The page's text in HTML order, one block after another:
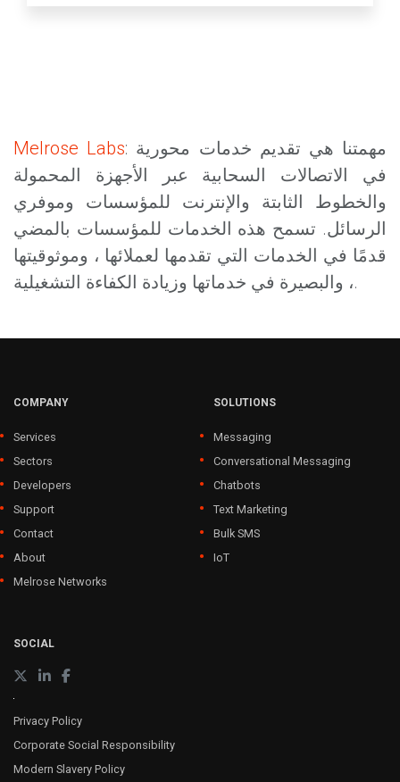
Melrose Labs: مهمتنا هي تقديم خدمات محورية
في الاتصالات السحابية عبر الأجهزة المحمولة
والخطوط الثابتة والإنترنت للمؤسسات وموفري
الرسائل. تسمح هذه الخدمات للمؤسسات بالمضي
قدمًا في الخدمات التي تقدمها لعملائها ، وموثوقيتها
، والبصيرة في خدماتها وزيادة الكفاءة التشغيلية.
COMPANY
Services
Sectors
Developers
Support
Contact
About
Melrose Networks
SOLUTIONS
Messaging
Conversational Messaging
Chatbots
Text Marketing
Bulk SMS
IoT
SOCIAL
Privacy Policy
Corporate Social Responsibility
Modern Slavery Policy